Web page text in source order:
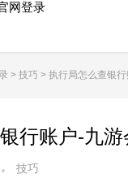
网登录
> 技巧 > 执行局怎么查银行
行账户-九
技巧